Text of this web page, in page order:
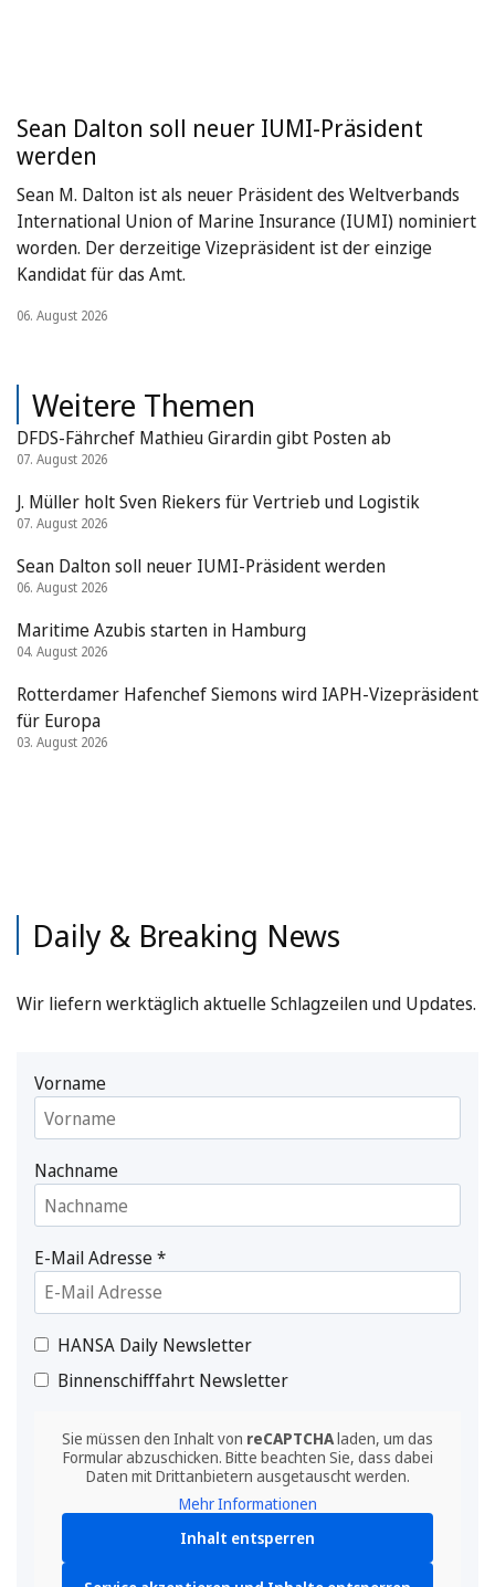
Sean Dalton soll neuer IUMI-Präsident
werden
Sean M. Dalton ist als neuer Präsident des Weltverbands
International Union of Marine Insurance (IUMI) nominiert
worden. Der derzeitige Vizepräsident ist der einzige
Kandidat für das Amt.
06. August 2026
Weitere Themen
DFDS-Fährchef Mathieu Girardin gibt Posten ab
07. August 2026
J. Müller holt Sven Riekers für Vertrieb und Logistik
07. August 2026
Sean Dalton soll neuer IUMI-Präsident werden
06. August 2026
Maritime Azubis starten in Hamburg
04. August 2026
Rotterdamer Hafenchef Siemons wird IAPH-Vizepräsident
für Europa
03. August 2026
Daily & Breaking News
Wir liefern werktäglich aktuelle Schlagzeilen und Updates.
Vorname
Nachname
E-Mail Adresse*
HANSA Daily Newsletter
Binnenschifffahrt Newsletter
Sie müssen den Inhalt von reCAPTCHAladen, um das
Formular abzuschicken. Bitte beachten Sie, dass dabei
Daten mit Drittanbietern ausgetauscht werden.
Mehr Informationen
Inhalt entsperren